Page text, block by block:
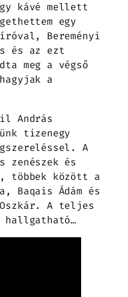
kávé mellett
egy
Bereményi
és az ezt
meg a végső
a
András
tizenegy
A
zenészek és
többek között a
Baqais Ádám és
Oszkár. A teljes
hallgatható…